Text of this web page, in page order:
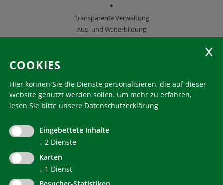
*
Transparente Verwaltung
Aus- und Weiterbildung
KlimaHaus ist eine eingetragene Marke. Die Nutzung muss
communication@klimahausagentur.it
© 2022 Agentur für Energie Südtirol - KlimaHaus
COOKIES
Hier können Sie die Dienste personalisieren, die auf dieser
Website genutzt werden sollen. Um mehr zu erfahren,
lesen Sie bitte unsere Datenschutzerklärung
Eingebettete Inhalte
↓ 2 Dienste
Karten
↓ 1 Dienst